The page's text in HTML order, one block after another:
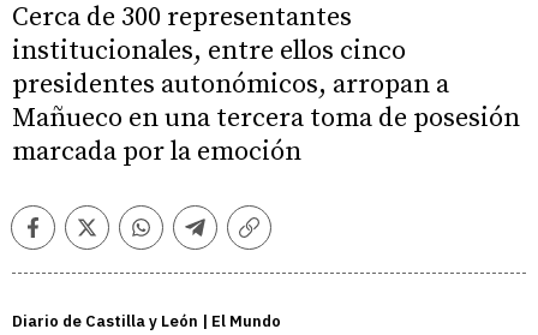
Cerca de 300 representantes
institucionales, entre ellos cinco
presidentes autonómicos, arropan a
Mañueco en una tercera toma de posesión
marcada por la emoción
FacebookTwitterWhatsappTelegramCopiar
Diario de Castilla y León | El Mundo